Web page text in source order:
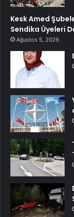
Kesk Amed
Sendika Üyeleri
Ağustos 5, 2026